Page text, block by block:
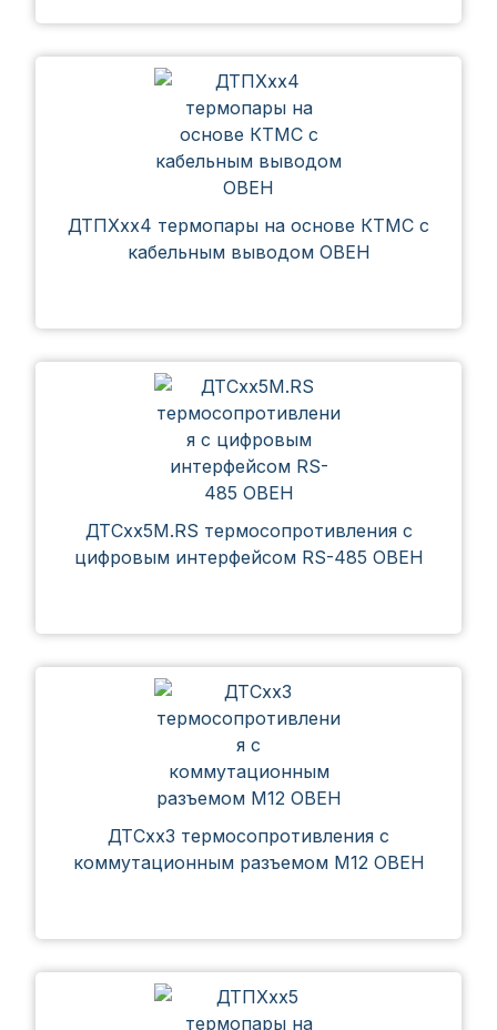
ДТПХхх4 термопары на основе КТМС с
кабельным выводом ОВЕН
ДТСхх5М.RS термосопротивления с
цифровым интерфейсом RS-485 ОВЕН
ДТСхх3 термосопротивления с
коммутационным разъемом М12 ОВЕН